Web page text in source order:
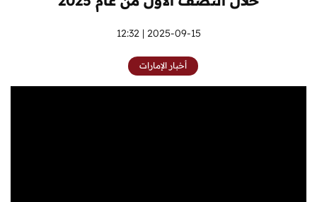
راس الخيمة 40 o
الفجيرة 33 o
2025-09-15 | 12:32
أخبار الإمارات